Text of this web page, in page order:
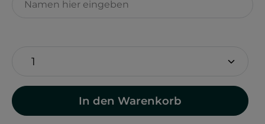
In den Warenkorb